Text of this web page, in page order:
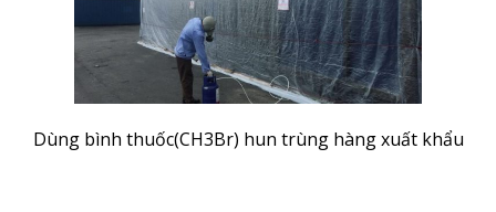
Dùng bình thuốc(CH3Br) hun trùng hàng xuất khẩu